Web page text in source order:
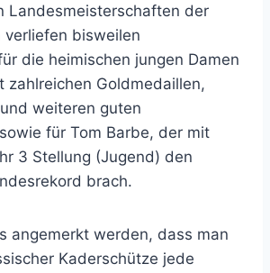
Landesmeisterschaften der
verliefen bisweilen
die heimischen jungen Damen
zahlreichen Goldmedaillen,
weiteren guten
für Tom Barbe, der mit
3 Stellung (Jugend) den
brach.
angemerkt werden, dass man
Kaderschütze jede